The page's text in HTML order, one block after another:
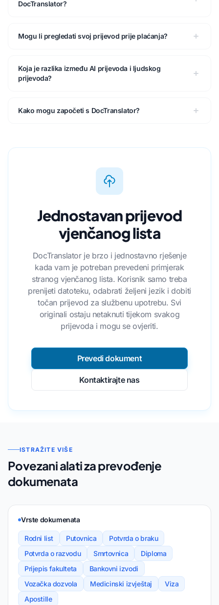
DocTranslator?
Mogu li pregledati svoj prijevod prije plaćanja?
Koja je razlika između AI prijevoda i ljudskog
prijevoda?
Kako mogu započeti s DocTranslator?
Jednostavan prijevod
vjenčanog lista
DocTranslator je brzo i jednostavno rješenje
kada vam je potreban prevedeni primjerak
stranog vjenčanog lista. Korisnik samo treba
prenijeti datoteku, odabrati željeni jezik i dobiti
točan prijevod za službenu upotrebu. Svi
originali ostaju netaknuti tijekom svakog
prijevoda i mogu se ovjeriti.
Prevedi dokument
Kontaktirajte nas
ISTRAŽITE VIŠE
Povezani alati za prevođenje
dokumenata
Vrste dokumenata
Rodni list Putovnica
Potvrda o braku
Potvrda o razvodu
Smrtovnica
Diploma
Prijepis fakulteta
Bankovni izvodi
Vozačka dozvola
Medicinski izvještaj
Viza
Apostille